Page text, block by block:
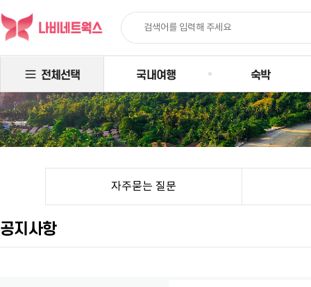
전체선택 국내여행 숙박
자주묻는 질문
공지사항